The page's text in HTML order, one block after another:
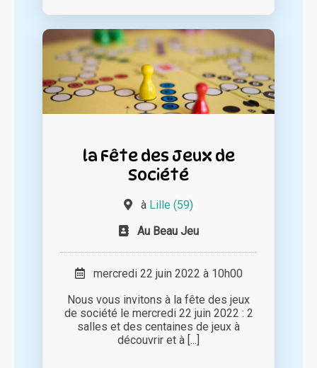
la Fête des Jeux de
Société
à Lille (59)
Au Beau Jeu
mercredi 22 juin 2022 à 10h00
Nous vous invitons à la fête des jeux
de société le mercredi 22 juin 2022 : 2
salles et des centaines de jeux à
découvrir et à [...]